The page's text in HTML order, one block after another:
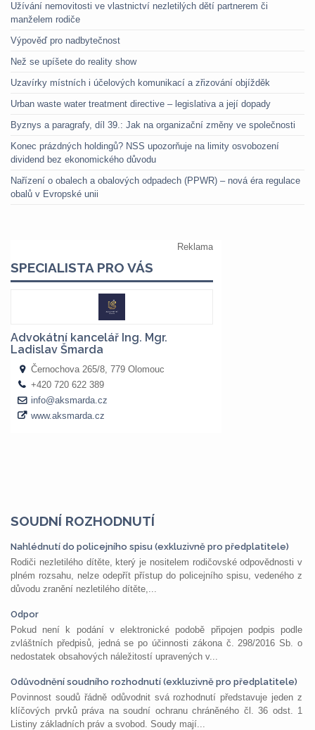
Užívání nemovitosti ve vlastnictví nezletilých dětí partnerem či
manželem rodiče
Výpověď pro nadbytečnost
Než se upíšete do reality show
Uzavírky místních i účelových komunikací a zřizování objížděk
Urban waste water treatment directive – legislativa a její dopady
Byznys a paragrafy, díl 39.: Jak na organizační změny ve společnosti
Konec prázdných holdingů? NSS upozorňuje na limity osvobození
dividend bez ekonomického důvodu
Nařízení o obalech a obalových odpadech (PPWR) – nová éra regulace
obalů v Evropské unii
SOUDNÍ ROZHODNUTÍ
Nahlédnutí do policejního spisu (exkluzivně pro předplatitele)
Rodiči nezletilého dítěte, který je nositelem rodičovské odpovědnosti v
plném rozsahu, nelze odepřít přístup do policejního spisu, vedeného z
důvodu zranění nezletilého dítěte,...
Odpor
Pokud není k podání v elektronické podobě připojen podpis podle
zvláštních předpisů, jedná se po účinnosti zákona č. 298/2016 Sb. o
nedostatek obsahových náležitostí upravených v...
Odůvodnění soudního rozhodnutí (exkluzivně pro předplatitele)
Povinnost soudů řádně odůvodnit svá rozhodnutí představuje jeden z
klíčových prvků práva na soudní ochranu chráněného čl. 36 odst. 1
Listiny základních práv a svobod. Soudy mají...